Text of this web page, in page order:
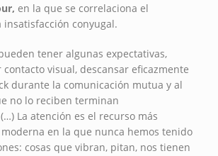
en la que se correlaciona el
conyugal.
tener algunas expectativas,
contacto visual, descansar eficazmente
durante la comunicación mutua y al
no lo reciben terminan
La atención es el recurso más
en la que nunca hemos tenido
cosas que vibran, pitan, nos tienen